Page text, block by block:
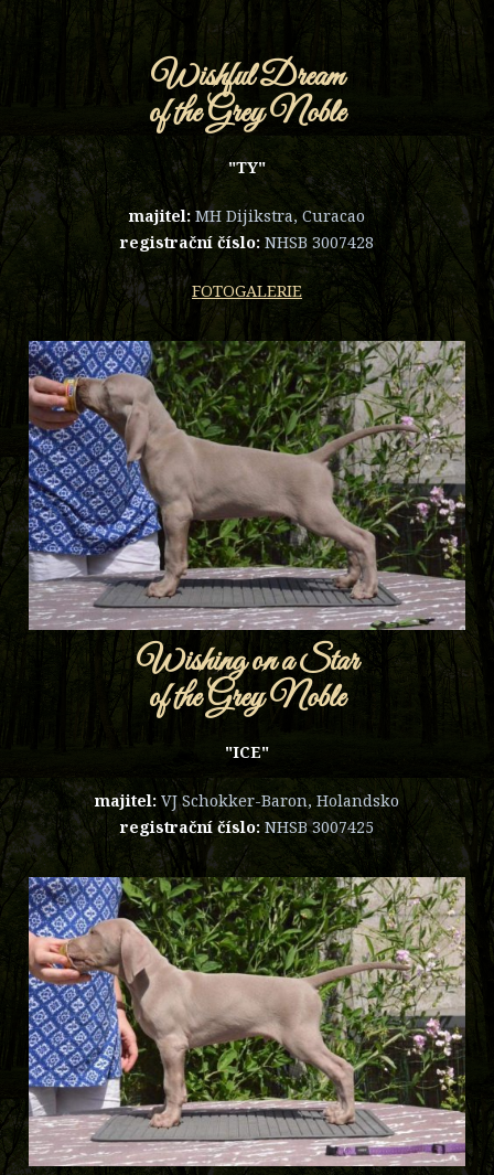
Wishful Dream
of the Grey Noble
"TY"
majitel: MH Dijikstra, Curacao
registrační číslo: NHSB 3007428
FOTOGALERIE
Wishing on a Star
of the Grey Noble
"ICE"
majitel: VJ Schokker-Baron, Holandsko
registrační číslo: NHSB 3007425